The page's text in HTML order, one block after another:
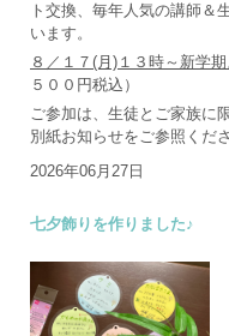
ト交換、毎年人気の講師＆
います。
８／１７(月)１３時～新学
５００円税込）
ご参加は、生徒とご家族に
別紙お知らせをご参照くだ
2026年06月27日
七夕飾りを作りました♪